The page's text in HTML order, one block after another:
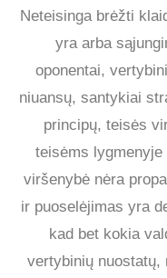
Neteisinga brėžti
yra arba
oponentai,
niuansų, santykiai
principų, teisės
teisėms
viršenybė nėra
ir puoselėjimas yra
kad bet kokia
vertybinių